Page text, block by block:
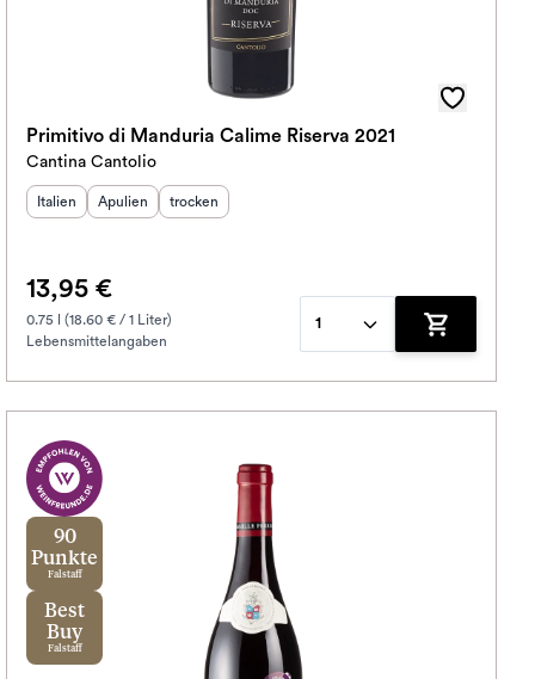
hinzufügen
Primitivo di Manduria Calime Riserva 2021
Cantina Cantolio
Herkunftsland:
Italien Herkunftsregion:
Apulien Geschmack
trocken
13,95 €
0.75 l (18.60 € / 1 Liter)
Lebensmittelangaben
1
Zum
90
Punkte
Falstaff
Best
Buy
Falstaff